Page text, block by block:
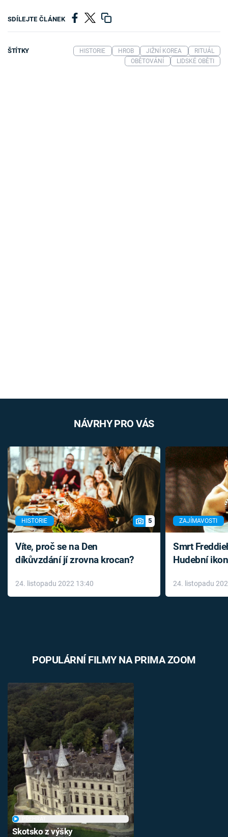
SDÍLEJTE ČLÁNEK
ŠTÍTKY HISTORIE HROB JIŽNÍ KOREA
RITUÁL
OBĚTOVÁNÍ
LIDSKÉ OBĚTI
NÁVRHY PRO VÁS
HISTORIE 5
Víte, proč se na Den
díkůvzdání jí zrovna krocan?
24. listopadu 2022 13:40
ZAJÍMAVOSTI
Smrt
Hudební
léky
24. listopadu
POPULÁRNÍ FILMY NA PRIMA ZOOM
Skotsko z výšky